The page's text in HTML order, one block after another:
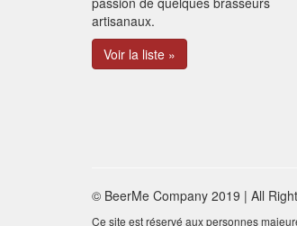
artisanaux.
Voir la liste »
© BeerMe Company 2019 | All
Ce site est réservé aux personnes